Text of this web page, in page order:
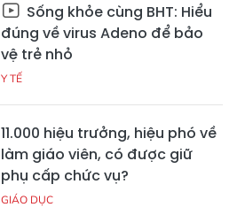
Sống khỏe cùng BHT: Hiểu
đúng về virus Adeno để bảo
vệ trẻ nhỏ
Y TẾ
11.000 hiệu trưởng, hiệu phó về
làm giáo viên, có được giữ
phụ cấp chức vụ?
GIÁO DỤC